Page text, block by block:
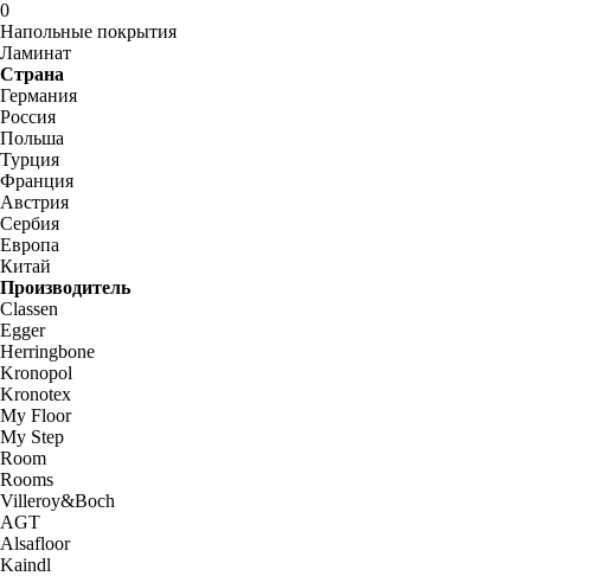
0
Напольные покрытия
Ламинат
Страна
Германия
Россия
Польша
Турция
Франция
Австрия
Сербия
Европа
Китай
Производитель
Classen
Egger
Herringbone
Kronopol
Kronotex
My Floor
My Step
Room
Rooms
Villeroy&Boch
AGT
Alsafloor
Kaindl